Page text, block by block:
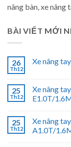
nâng bàn, xe nâng
BÀI VIẾT MỚI
26
Th12
Xe nâng
25
Th12
Xe nâng
E1.0T/
25
Th12
Xe nâng
A1.0T/